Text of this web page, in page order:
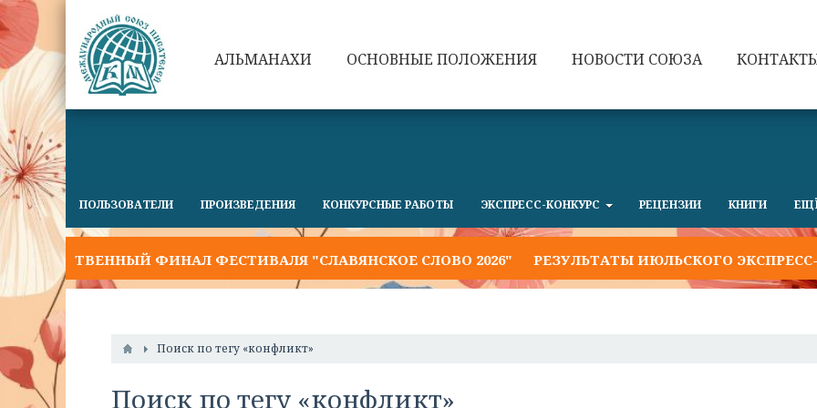
АЛЬМАНАХИ ОСНОВНЫЕ ПОЛОЖЕНИЯ НОВОСТИ СОЮЗА
ПОЛЬЗОВАТЕЛИ ПРОИЗВЕДЕНИЯ КОНКУРСНЫЕ РАБОТЫ ЭКСПРЕСС-КОНКУРС РЕЦЕНЗИИ КНИГИ
ФИНАЛ ФЕСТИВАЛЯ "СЛАВЯНСКОЕ СЛОВО 2026" РЕЗУЛЬТАТЫ ИЮЛЬСКОГО ЭКСПРЕСС-
Поиск по тегу «конфликт»
Поиск по тегу «конфликт»